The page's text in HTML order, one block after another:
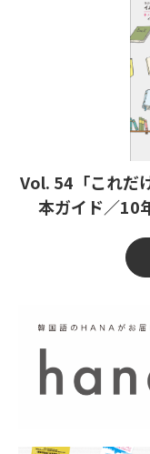
Vol. 54「これだ
本ガイド／10